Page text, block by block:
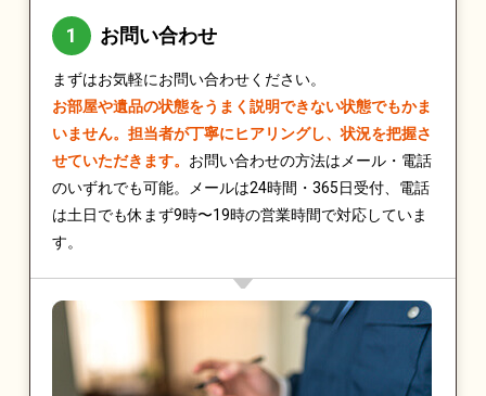
お問い合わせ
まずはお気軽にお問い合わせください。
お部屋や遺品の状態をうまく説明できない状態でもかま
いません。担当者が丁寧にヒアリングし、状況を把握さ
せていただきます。 お問い合わせの方法はメール・電話
のいずれでも可能。メールは24時間・365日受付、電話
は土日でも休まず9時〜19時の営業時間で対応していま
す。